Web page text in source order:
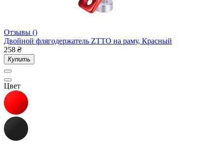
Отзывы ()
Двойной флягодержатель ZTTO на раму, Красный
258 ₴
Купить
Цвет